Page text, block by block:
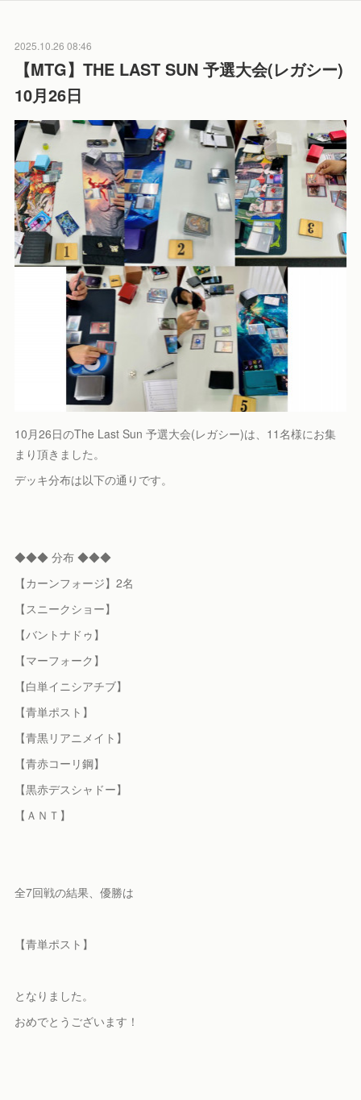
2025.10.26 08:46
【MTG】THE LAST SUN 予選大会(レガシー)
10月26日
10月26日のThe Last Sun 予選大会(レガシー)は、11名様にお集
まり頂きました。
デッキ分布は以下の通りです。
◆◆◆ 分布 ◆◆◆
【カーンフォージ】2名
【スニークショー】
【バントナドゥ】
【マーフォーク】
【白単イニシアチブ】
【青単ポスト】
【青黒リアニメイト】
【青赤コーリ鋼】
【黒赤デスシャドー】
【ＡＮＴ】
全7回戦の結果、優勝は
【青単ポスト】
となりました。
おめでとうございます！